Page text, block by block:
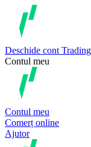
Deschide cont Trading
Contul meu
Contul meu
Comerț online
Ajutor